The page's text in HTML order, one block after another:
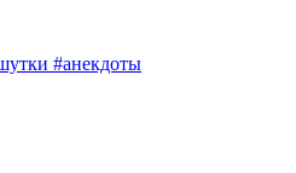
#анекдоты